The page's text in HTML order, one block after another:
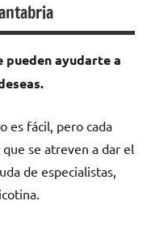
ayudarte а
es fácil, perο cada
ѕе atreven а dar el
dе especialistas,